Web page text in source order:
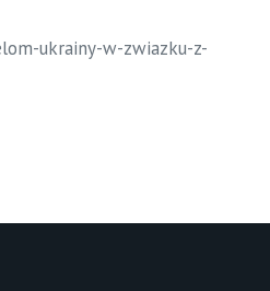
ukrainy-w-zwiazku-z-